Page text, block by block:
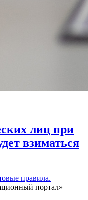
лиц при
взиматься
правила.
портал»